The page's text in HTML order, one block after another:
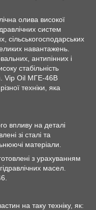
олива високої
систем
сільськогосподарських
навантажень.
антипінних і
стабільність
Vip Oil МГЕ-46В
техніки, яка
впливу на деталі
зі сталі та
матеріали.
з урахуванням
масел.
на таку техніку, як: